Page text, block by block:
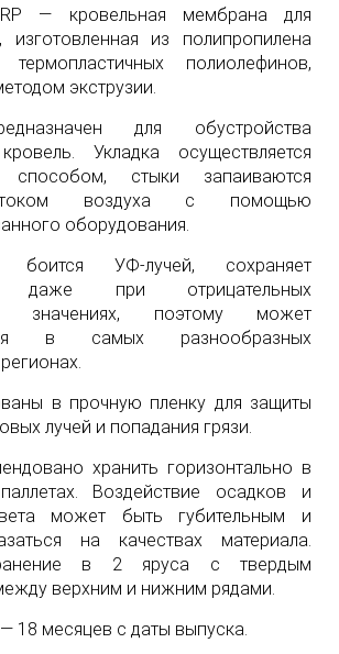
RP — кровельная мембрана для
изготовленная из полипропилена
термопластичных полиолефинов,
экструзии.
для обустройства
Укладка осуществляется
способом, стыки запаиваются
воздуха с помощью
оборудования.
УФ-лучей, сохраняет
даже при отрицательных
значениях, поэтому может
в самых разнообразных
в прочную пленку для защиты
лучей и попадания грязи.
хранить горизонтально в
Воздействие осадков и
может быть губительным и
на качествах материала.
в 2 яруса с твердым
верхним и нижним рядами.
18 месяцев с даты выпуска.